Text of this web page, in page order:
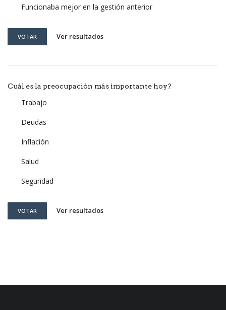
Funcionaba mejor en la gestión anterior
VOTAR Ver resultados
Cuál es la preocupación más importante hoy?
Trabajo
Deudas
Inflación
Salud
Seguridad
VOTAR Ver resultados